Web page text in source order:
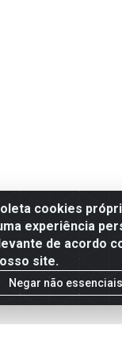
cookies
experiência
de acordo
site.
Negar não essenciais